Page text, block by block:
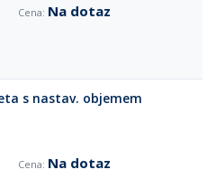
Na dotaz
s nastav. objemem
Na dotaz